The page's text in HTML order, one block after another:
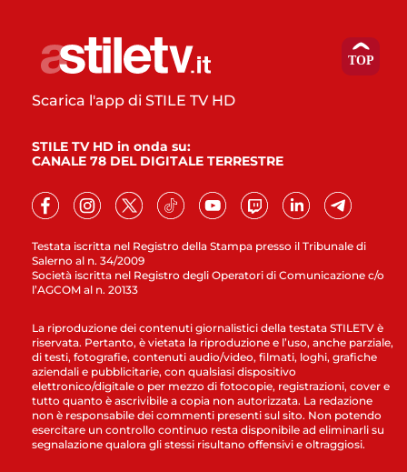
Testata iscritta nel Registro della Stampa presso il Tribunale di
Salerno al n. 34/2009
Società iscritta nel Registro degli Operatori di Comunicazione c/o
l’AGCOM al n. 20133
Scarica l'app di STILE TV HD
STILE TV HD in onda su:
CANALE 78 DEL DIGITALE TERRESTRE
La riproduzione dei contenuti giornalistici della testata STILETV è
riservata. Pertanto, è vietata la riproduzione e l’uso, anche parziale,
di testi, fotografie, contenuti audio/video, filmati, loghi, grafiche
aziendali e pubblicitarie, con qualsiasi dispositivo
elettronico/digitale o per mezzo di fotocopie, registrazioni, cover e
tutto quanto è ascrivibile a copia non autorizzata. La redazione
non è responsabile dei commenti presenti sul sito. Non potendo
esercitare un controllo continuo resta disponibile ad eliminarli su
segnalazione qualora gli stessi risultano offensivi e oltraggiosi.